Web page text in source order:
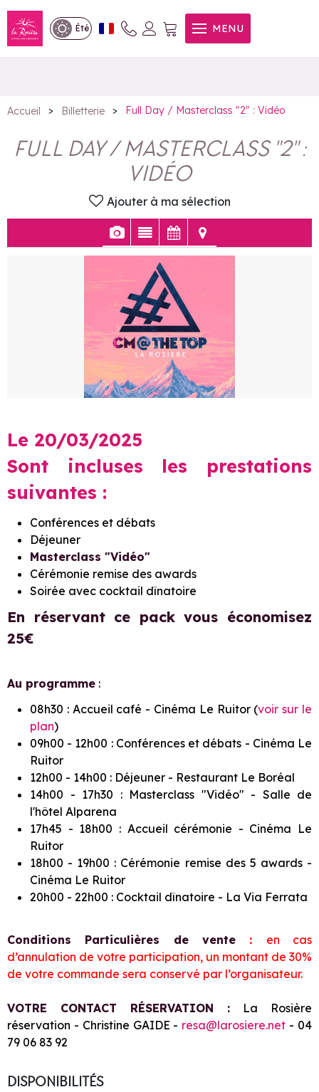
Été MENU
Full Day / Masterclass "2" :
Vidéo
Accueil > Billetterie > Full Day / Masterclass "2" : Vidéo
FULL DAY / MASTERCLASS "2" :
VIDÉO
Ajouter à ma sélection
Le 20/03/2025
Sont incluses les prestations
suivantes :
Conférences et débats
Déjeuner
Masterclass "Vidéo"
Cérémonie remise des awards
Soirée avec cocktail dînatoire
En réservant ce pack vous économisez
25€
Au programme :
​08h30 : Accueil café - Cinéma Le Ruitor (voir sur le
plan)
09h00 - 12h00 : Conférences et débats - Cinéma Le
Ruitor
​12h00 - 14h00 : Déjeuner - Restaurant Le Boréal
14h00 - 17h30 : Masterclass "Vidéo" - Salle de
l'hôtel Alparena
17h45 - 18h00 : Accueil cérémonie - Cinéma Le
Ruitor
18h00 - 19h00 : Cérémonie remise des 5 awards -
Cinéma Le Ruitor
20h00 - 22h00 : Cocktail dînatoire - La Via Ferrata
Conditions Particulières de vente : en cas
d’annulation de votre participation, un montant de 30%
de votre commande sera conservé par l’organisateur.
VOTRE CONTACT RÉSERVATION : La Rosière
réservation - Christine GAIDE - resa@larosiere.net - 04
79 06 83 92
DISPONIBILITÉS